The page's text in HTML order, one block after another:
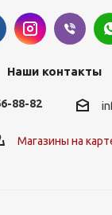
Наши контакты
88-82
Магазины на